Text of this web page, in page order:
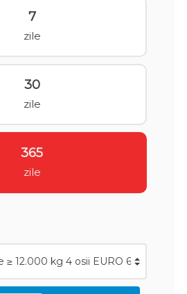
7
zile
30
zile
365
zile